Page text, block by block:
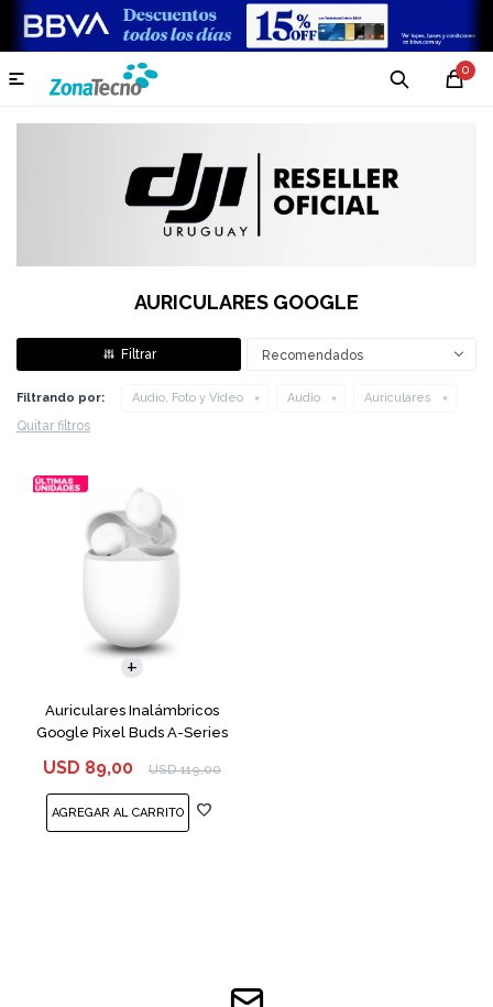
0

AURICULARES GOOGLE
Recomendados
Filtrando por: Audio, Foto y Video Audio Auriculares
Quitar filtros
Auriculares Inalámbricos
Google Pixel Buds A-Series
USD 89,00 USD 119,00